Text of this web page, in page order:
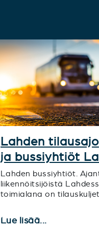
Lahden
ja bussiyhtiöt
Lahden bussiyhtiöt.
liikennöitsijöistä
toimialana on
Lue lisää...